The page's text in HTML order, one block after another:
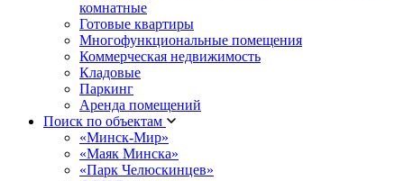
комнатные
Готовые квартиры
Многофункциональные помещения
Коммерческая недвижимость
Кладовые
Паркинг
Аренда помещений
Поиск по объектам
«Минск-Мир»
«Маяк Минска»
«Парк Челюскинцев»